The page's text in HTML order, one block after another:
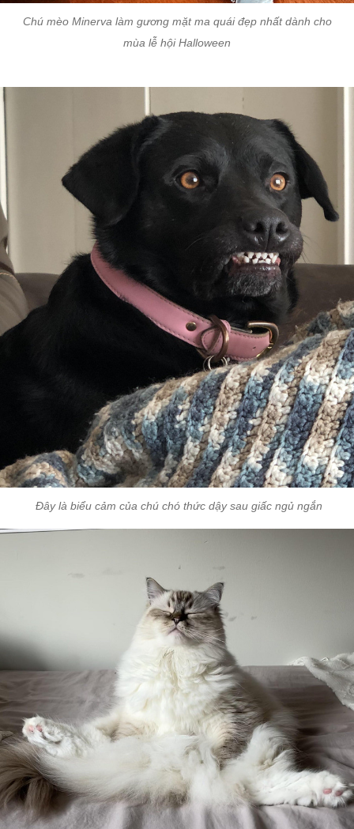
Chú mèo Minerva làm gương mặt ma quái đẹp nhất dành cho
mùa lễ hội Halloween
Đây là biểu cảm của chú chó thức dậy sau giấc ngủ ngắn